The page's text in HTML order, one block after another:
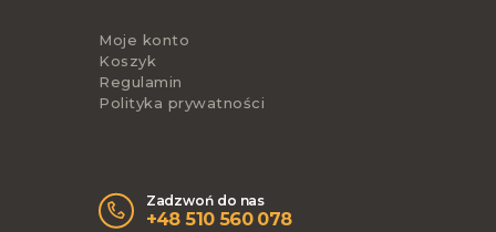
Moje konto
Koszyk
Regulamin
Polityka prywatności
Zadzwoń do nas
+48 510 560 078